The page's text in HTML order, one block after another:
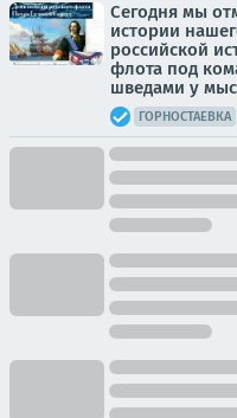
Сегодня мы
истории
российской
флота под
шведами у
ГОРНОСТАЕВКА